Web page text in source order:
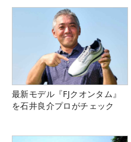
最新モデル『FJクオンタム』
を石井良介プロがチェック